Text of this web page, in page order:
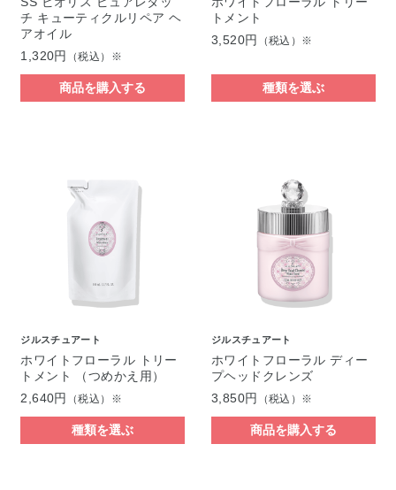
チ キューティクルリペア ヘ
アオイル
1,320円
（税込）※
商品を購入する
トメント
3,520円
（税込）※
種類を選ぶ
ジルスチュアート
ホワイトフローラル トリー
トメント （つめかえ用）
2,640円
（税込）※
種類を選ぶ
ジルスチュアート
ホワイトフローラル ディー
プヘッドクレンズ
3,850円
（税込）※
商品を購入する